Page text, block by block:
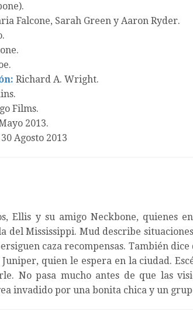
Falcone, Sarah Green y Aaron Ryder.
Richard A. Wright.
Films.
2013.
30 Agosto 2013
Ellis y su amigo Neckbone, quienes
del Mississippi. Mud describe
caza recompensas. También
quien le espera en la ciudad.
No pasa mucho antes de que las
invadido por una bonita chica y un